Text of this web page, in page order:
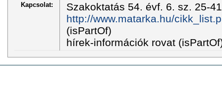
Kapcsolat:
Szakoktatás 54. évf. 6. sz. 25-
http://www.matarka.hu/
(isPartOf)
hírek-információk rovat